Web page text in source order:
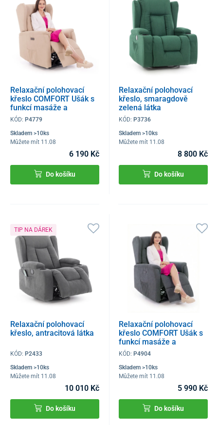
Relaxační polohovací
křeslo COMFORT Ušák s
funkcí masáže a
výhřevu, béžová látka
KÓD: P4779
Skladem >10ks
Můžete mít 11.08
6 190 Kč
Do košíku
Relaxační polohovací
křeslo, smaragdově
zelená látka
KÓD:P3736
Skladem >10ks
Můžete mít 11.08
8 800 Kč
Do košíku
TIP NA DÁREK
Relaxační polohovací
křeslo, antracitová látka
KÓD: P2433
Skladem >10ks
Můžete mít 11.08
10 010 Kč
Do košíku
Relaxační polohovací
křeslo COMFORT Ušák s
funkcí masáže a
výhřevu, antracitová
KÓD:P4904
Skladem >10ks
Můžete mít 11.08
5 990 Kč
Do košíku